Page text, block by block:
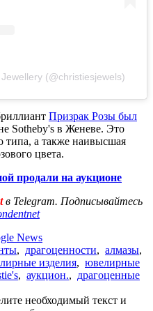
(@christiesjewels)
Призрак Розы был
Sotheby's в Женеве. Это
типа, а также наивысшая
цвета.
продали на аукционе
в Telegram. Подписывайтесь
News
, драгоценности, алмазы,
изделия, ювелирные
, аукцион., драгоценные
необходимый текст и